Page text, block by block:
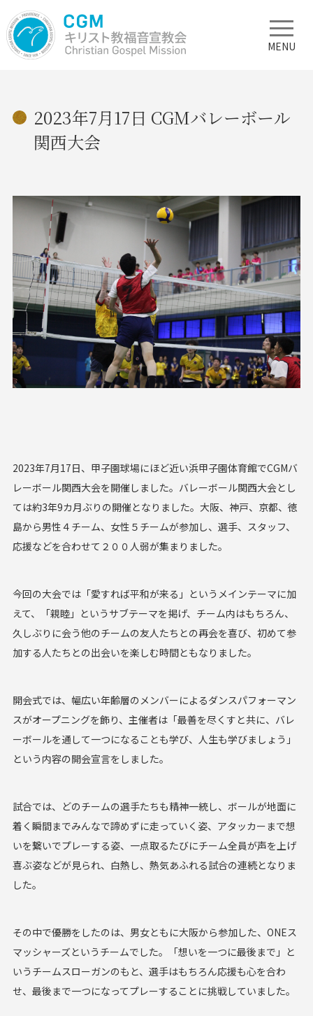
MENU
2023年7月17日 CGMバレーボール
関西大会
2023年7月17日、甲子園球場にほど近い浜甲子園体育館でCGMバ
レーボール関西大会を開催しました。バレーボール関西大会とし
ては約3年9カ月ぶりの開催となりました。大阪、神戸、京都、徳
島から男性４チーム、女性５チームが参加し、選手、スタッフ、
応援などを合わせて２００人弱が集まりました。
今回の大会では「愛すれば平和が来る」というメインテーマに加
えて、「親睦」というサブテーマを掲げ、チーム内はもちろん、
久しぶりに会う他のチームの友人たちとの再会を喜び、初めて参
加する人たちとの出会いを楽しむ時間ともなりました。
開会式では、幅広い年齢層のメンバーによるダンスパフォーマン
スがオープニングを飾り、主催者は「最善を尽くすと共に、バレ
ーボールを通して一つになることも学び、人生も学びましょう」
という内容の開会宣言をしました。
試合では、どのチームの選手たちも精神一統し、ボールが地面に
着く瞬間までみんなで諦めずに走っていく姿、アタッカーまで想
いを繋いでプレーする姿、一点取るたびにチーム全員が声を上げ
喜ぶ姿などが見られ、白熱し、熱気あふれる試合の連続となりま
した。
その中で優勝をしたのは、男女ともに大阪から参加した、ONEス
マッシャーズというチームでした。「想いを一つに最後まで」と
いうチームスローガンのもと、選手はもちろん応援も心を合わ
せ、最後まで一つになってプレーすることに挑戦していました。